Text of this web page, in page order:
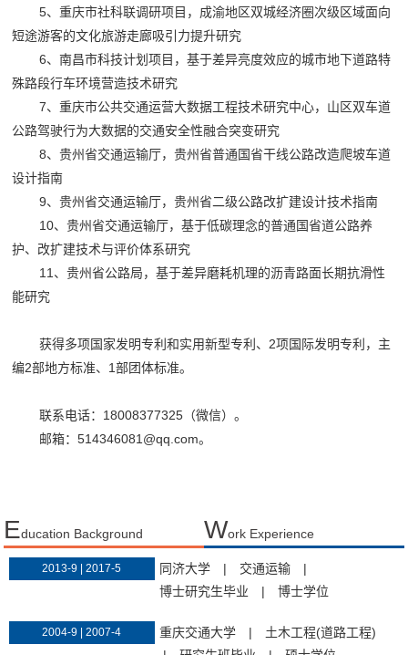
5、重庆市社科联调研项目，成渝地区双城经济圈次级区域面向
短途游客的文化旅游走廊吸引力提升研究
6、南昌市科技计划项目，基于差异亮度效应的城市地下道路特
殊路段行车环境营造技术研究
7、重庆市公共交通运营大数据工程技术研究中心，山区双车道
公路驾驶行为大数据的交通安全性融合突变研究
8、贵州省交通运输厅，贵州省普通国省干线公路改造爬坡车道
设计指南
9、贵州省交通运输厅，贵州省二级公路改扩建设计技术指南
10、贵州省交通运输厅，基于低碳理念的普通国省道公路养
护、改扩建技术与评价体系研究
11、贵州省公路局，基于差异磨耗机理的沥青路面长期抗滑性
能研究
获得多项国家发明专利和实用新型专利、2项国际发明专利，主
编2部地方标准、1部团体标准。
联系电话：18008377325（微信）。
邮箱：514346081@qq.com。
Education Background Work Experience
2013-9 | 2017-5 同济大学 | 交通运输
|
博士研究生毕业
| 博士学位
2004-9 | 2007-4 重庆交通大学 |
土木工程(道路工程)